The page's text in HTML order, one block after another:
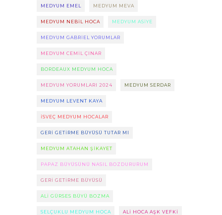
MEDYUM EMEL MEDYUM MEVA
MEDYUM NEBIL HOCA MEDYUM ASIYE
MEDYUM GABRIEL YORUMLAR
MEDYUM CEMIL ÇINAR
BORDEAUX MEDYUM HOCA
MEDYUM YORUMLARI 2024 MEDYUM SERDAR
MEDYUM LEVENT KAYA
ISVEÇ MEDYUM HOCALAR
GERI GETIRME BÜYÜSÜ TUTAR MI
MEDYUM ATAHAN ŞIKAYET
PAPAZ BÜYÜSÜNÜ NASIL BOZDURURUM
GERI GETIRME BÜYÜSÜ
ALI GÜRSES BÜYÜ BOZMA
SELÇUKLU MEDYUM HOCA ALI HOCA AŞK VEFKI